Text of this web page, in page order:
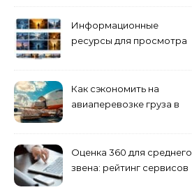
Информационные
ресурсы для просмотра
Как сэкономить на
авиаперевозке груза в
Оценка 360 для среднего
звена: рейтинг сервисов